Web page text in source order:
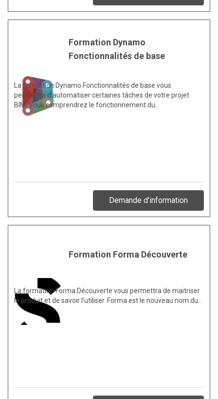
Formation Dynamo
Fonctionnalités de base
La formation Dynamo Fonctionnalités de base vous
permettra d’automatiser certaines tâches de votre projet
BIM. Vous comprendrez le fonctionnement du…
Demande d'information
Formation Forma Découverte
La formation Forma Découverte vous permettra de maitriser
le produit et de savoir l’utiliser. Forma est le nouveau nom du…